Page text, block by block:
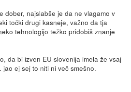
dober, najslabše je da ne vlagamo v
točki drugi kasneje, važno da tja
tehnologijo težko pridobiš znanje
da bi izven EU slovenija imela že vsaj
ej sej to niti ni več smešno.